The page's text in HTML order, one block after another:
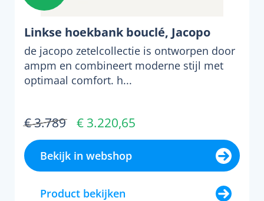
Linkse hoekbank bouclé, Jacopo
de jacopo zetelcollectie is ontworpen door
ampm en combineert moderne stijl met
optimaal comfort. h...
€ 3.789 € 3.220,65
Bekijk in webshop
Product bekijken